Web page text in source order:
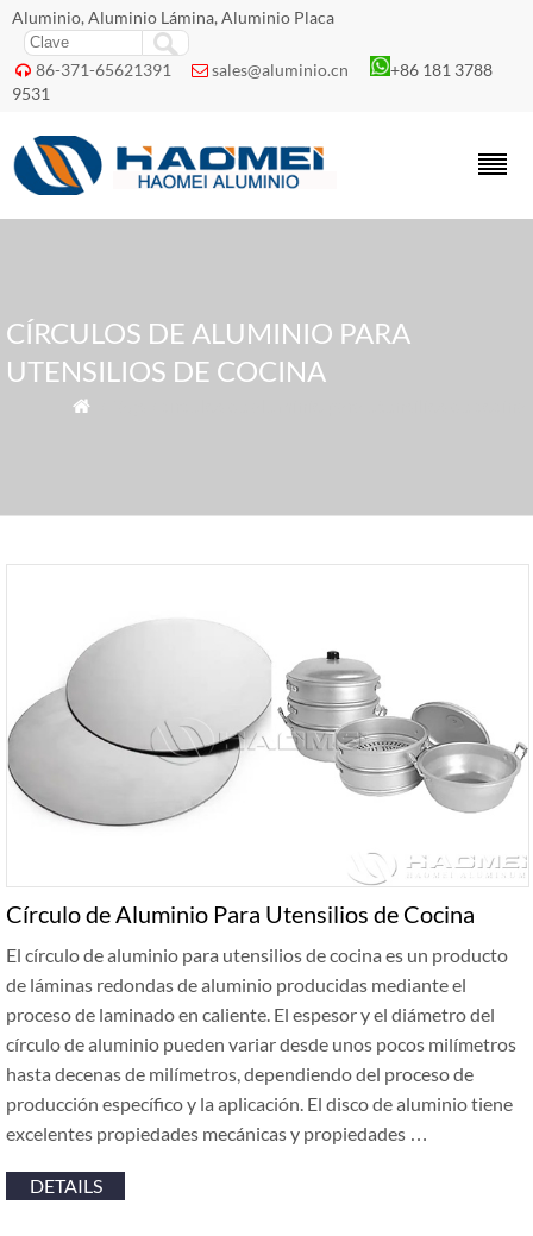
Aluminio, Aluminio Lámina, Aluminio Placa
 86-371-65621391  sales@aluminio.cn
+86 181 3788
9531
CÍRCULOS DE ALUMINIO PARA
UTENSILIOS DE COCINA

Círculo de Aluminio Para Utensilios de Cocina
El círculo de aluminio para utensilios de cocina es un producto
de láminas redondas de aluminio producidas mediante el
proceso de laminado en caliente. El espesor y el diámetro del
círculo de aluminio pueden variar desde unos pocos milímetros
hasta decenas de milímetros, dependiendo del proceso de
producción específico y la aplicación. El disco de aluminio tiene
excelentes propiedades mecánicas y propiedades …
DETAILS